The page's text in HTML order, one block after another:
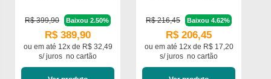
R$ 399,90
Baixou 2.50%
R$ 389,90
ou ematé 12x de R$ 32,49
s/ juros no cartão
R$ 216,45 Baixou 4.62%
R$ 206,45
ou ematé 12x de R$ 17,20
s/ juros no cartão